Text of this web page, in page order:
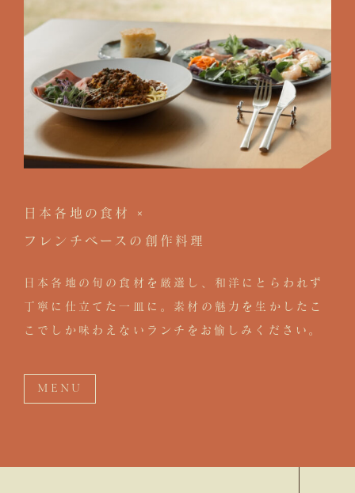
日本各地の食材 ×
フレンチベースの創作料理
日本各地の旬の食材を厳選し、和洋にとらわれず
丁寧に仕立てた一皿に。素材の魅力を生かしたこ
こでしか味わえないランチをお愉しみください。
MENU